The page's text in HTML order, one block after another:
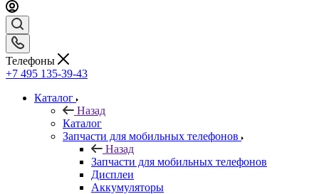
Телефоны
+7 495 135-39-43
Каталог
Назад
Каталог
Запчасти для мобильных телефонов
Назад
Запчасти для мобильных телефонов
Дисплеи
Аккумуляторы